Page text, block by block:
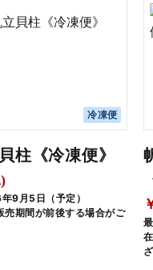
冷凍便
柱《冷凍便》
9月5日（予定）
売期間が前後する場合がご